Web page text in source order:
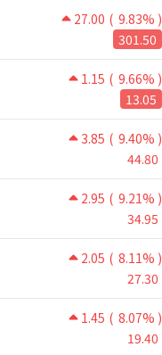
27.00 ( 9.83% )
301.50
1.15 ( 9.66% )
13.05
3.85 ( 9.40% )
44.80
2.95 ( 9.21% )
34.95
2.05 ( 8.11% )
27.30
1.45 ( 8.07% )
19.40